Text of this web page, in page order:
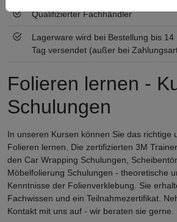
Qualifizierter Fachhändler
Lagerware wird bei Bestellung bis
Tag versendet (außer bei
Folieren lernen -
Schulungen
In unseren Kursen können Sie das richtige
Folieren lernen. Die zertifizierten 3M
den Car Wrapping Schulungen,
Möbelfolierung Schulungen - theoretische
Kenntnisse der Folienverklebung. Sie
Fachwissen und ein Teilnahmezertifikat.
Kontakt mit uns auf - wir beraten sie gerne.